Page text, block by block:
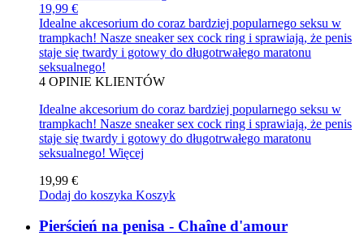
19,99 €
Idealne akcesorium do coraz bardziej popularnego seksu w
trampkach! Nasze sneaker sex cock ring i sprawiają, że penis
staje się twardy i gotowy do długotrwałego maratonu
seksualnego!
4 OPINIE KLIENTÓW
Idealne akcesorium do coraz bardziej popularnego seksu w
trampkach! Nasze sneaker sex cock ring i sprawiają, że penis
staje się twardy i gotowy do długotrwałego maratonu
seksualnego! Więcej
19,99 €
Dodaj do koszyka Koszyk
Pierścień na penisa - Chaîne d'amour